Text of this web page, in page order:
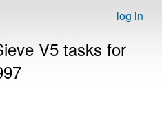
log in
V5 tasks for